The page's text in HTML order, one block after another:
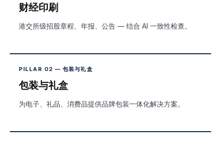
财经印刷
港交所级招股章程、年报、公告 — 结合 AI 一致性检查。
PILLAR 02 — 包装与礼盒
包装与礼盒
为电子、礼品、消费品提供品牌包装一体化解决方案。